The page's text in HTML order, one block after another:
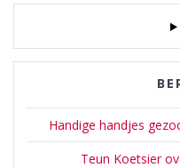
Handige handjes
Teun Koetsier